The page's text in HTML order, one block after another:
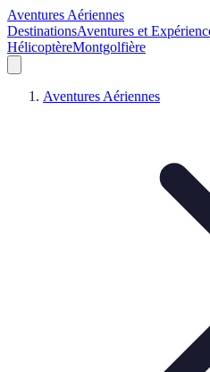
Aventures Aériennes
DestinationsAventures et
HélicoptèreMontgolfière
Aventures Aériennes